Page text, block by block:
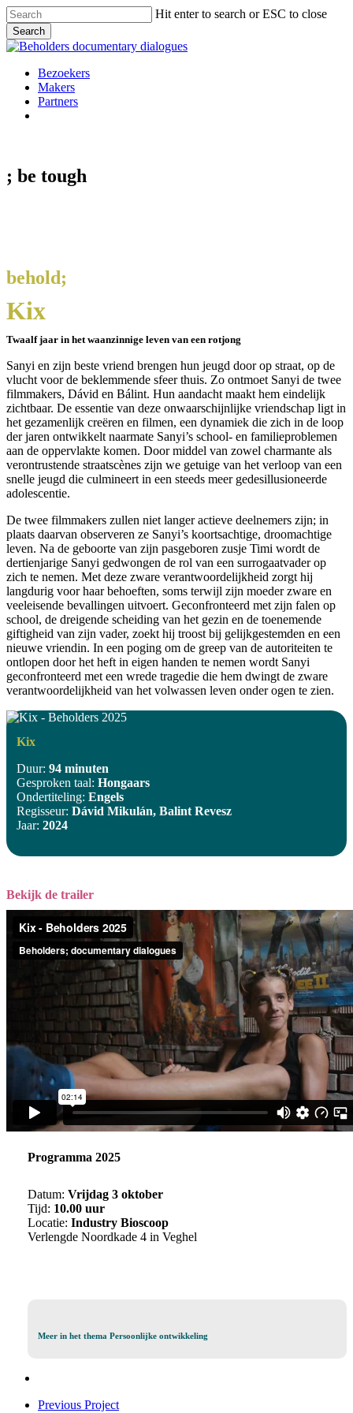
Skip
to
main
content
Hit enter to search or ESC to close
Search
Close
Menu
Bezoekers
Makers
Partners
; be tough
behold;
Kix
Twaalf jaar in het waanzinnige leven van een rotjong
Sanyi en zijn beste vriend brengen hun jeugd door op straat, op de
vlucht voor de beklemmende sfeer thuis. Zo ontmoet Sanyi de twee
filmmakers, Dávid en Bálint. Hun aandacht maakt hem eindelijk
zichtbaar. De essentie van deze onwaarschijnlijke vriendschap ligt in
het gezamenlijk creëren en filmen, een dynamiek die zich in de loop
der jaren ontwikkelt naarmate Sanyi’s school- en familieproblemen
aan de oppervlakte komen. Door middel van zowel charmante als
verontrustende straatscènes zijn we getuige van het verloop van een
snelle jeugd die culmineert in een steeds meer gedesillusioneerde
adolescentie.
De twee filmmakers zullen niet langer actieve deelnemers zijn; in
plaats daarvan observeren ze Sanyi’s koortsachtige, droomachtige
leven. Na de geboorte van zijn pasgeboren zusje Timi wordt de
dertienjarige Sanyi gedwongen de rol van een surrogaatvader op
zich te nemen. Met deze zware verantwoordelijkheid zorgt hij
langdurig voor haar behoeften, soms terwijl zijn moeder zware en
veeleisende bevallingen uitvoert. Geconfronteerd met zijn falen op
school, de dreigende scheiding van het gezin en de toenemende
giftigheid van zijn vader, zoekt hij troost bij gelijkgestemden en een
nieuwe vriendin. In een poging om de greep van de autoriteiten te
ontlopen door het heft in eigen handen te nemen wordt Sanyi
geconfronteerd met een wrede tragedie die hem dwingt de zware
verantwoordelijkheid van het volwassen leven onder ogen te zien.
Kix
Duur:94 minuten
Gesproken taal:Hongaars
Ondertiteling:Engels
Regisseur:Dávid Mikulán, Balint Revesz
Jaar:2024
Bekijk de trailer
Programma 2025
Datum: Vrijdag 3 oktober
Tijd: 10.00 uur
Locatie: Industry Bioscoop
Verlengde Noordkade 4 in Veghel
Meer
Ontwikkeling
Meer in het thema Persoonlijke ontwikkeling
Previous Project